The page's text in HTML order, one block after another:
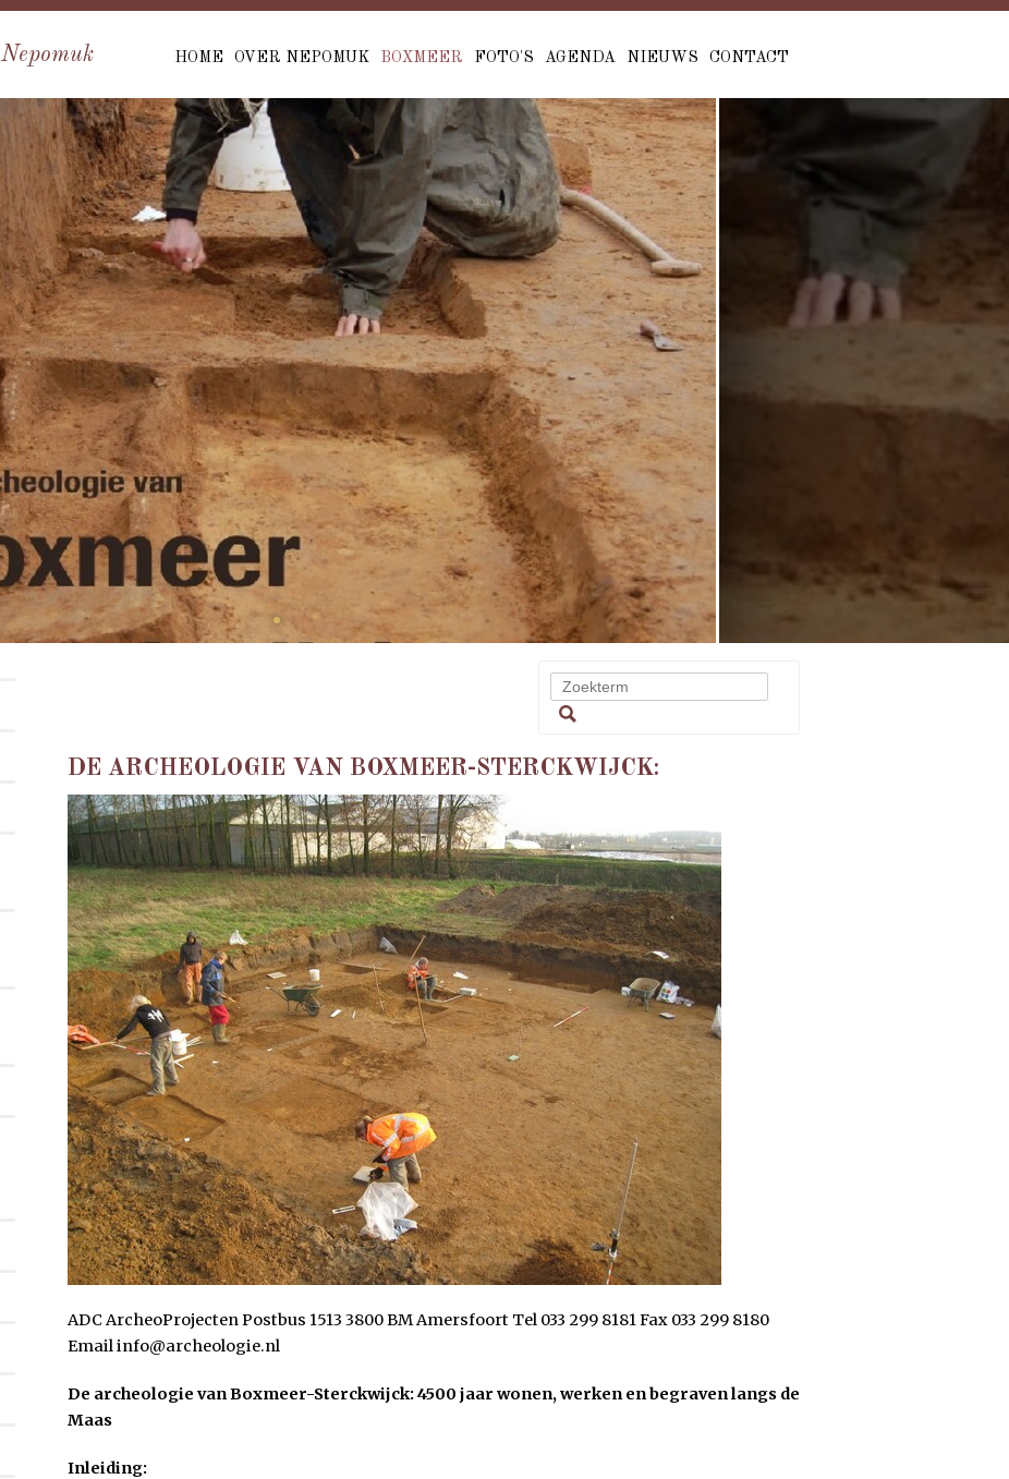
HOME OVER NEPOMUK BOXMEER FOTO'S AGENDA NIEUWS CONTACT
Nepomuk
•
DE ARCHEOLOGIE VAN BOXMEER-STERCKWIJCK:
ADC ArcheoProjecten Postbus 1513 3800 BM Amersfoort Tel 033 299 8181 Fax 033 299 8180
Email info@archeologie.nl
De archeologie van Boxmeer-Sterckwijck: 4500 jaar wonen, werken en begraven langs de
Maas
Inleiding: